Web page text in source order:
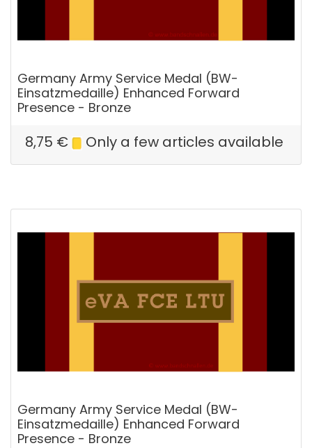
Germany Army Service Medal (BW-
Einsatzmedaille) Enhanced Forward
Presence - Bronze
8,75 € Only a few articles available
Germany Army Service Medal (BW-
Einsatzmedaille) Enhanced Forward
Presence - Bronze